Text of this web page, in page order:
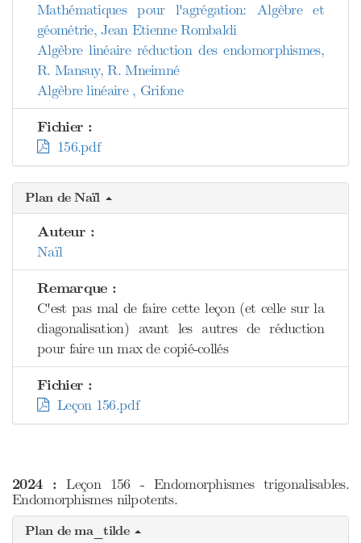
Mathématiques pour l'agrégation: Algèbre et
géométrie, Jean Etienne Rombaldi
Algèbre linéaire réduction des endomorphismes,
R. Mansuy, R. Mneimné
Algèbre linéaire , Grifone
Fichier :
156.pdf
Plan de Naïl
Auteur :
Naïl
Remarque :
C'est pas mal de faire cette leçon (et celle sur la
diagonalisation) avant les autres de réduction
pour faire un max de copié-collés
Fichier :
Leçon 156.pdf
2024 : Leçon 156 - Endomorphismes trigonalisables.
Endomorphismes nilpotents.
Plan de ma_tilde